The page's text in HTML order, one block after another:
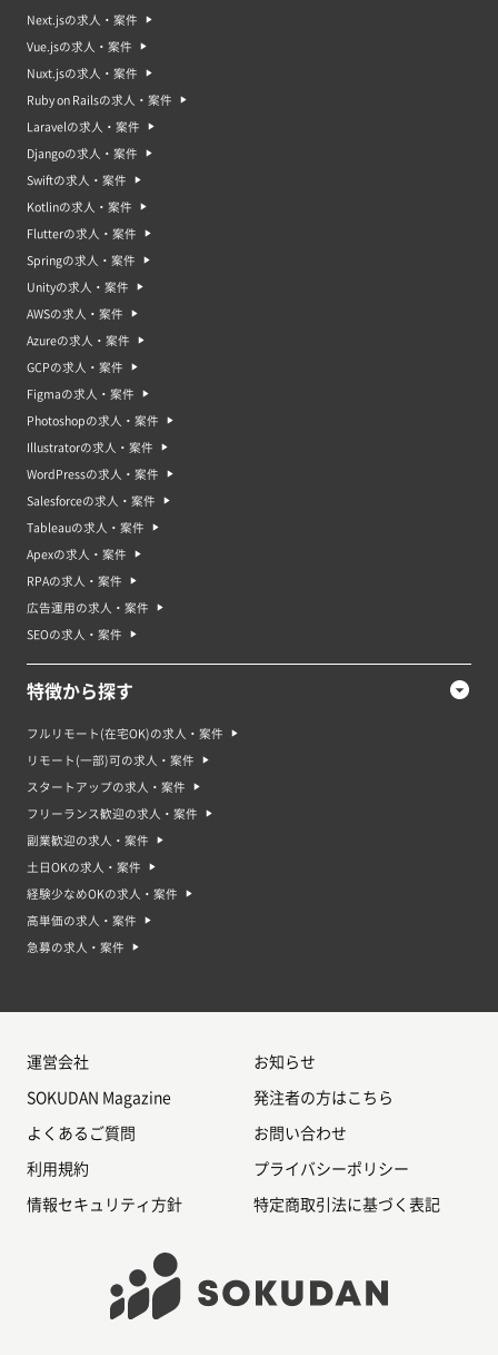
Next.jsの求人・案件
Vue.jsの求人・案件
Nuxt.jsの求人・案件
Ruby on Railsの求人・案件
Laravelの求人・案件
Djangoの求人・案件
Swiftの求人・案件
Kotlinの求人・案件
Flutterの求人・案件
Springの求人・案件
Unityの求人・案件
AWSの求人・案件
Azureの求人・案件
GCPの求人・案件
Figmaの求人・案件
Photoshopの求人・案件
Illustratorの求人・案件
WordPressの求人・案件
Salesforceの求人・案件
Tableauの求人・案件
Apexの求人・案件
RPAの求人・案件
広告運用の求人・案件
SEOの求人・案件
特徴から探す
フルリモート(在宅OK)の求人・案件
リモート(一部)可の求人・案件
スタートアップの求人・案件
フリーランス歓迎の求人・案件
副業歓迎の求人・案件
土日OKの求人・案件
経験少なめOKの求人・案件
高単価の求人・案件
急募の求人・案件
運営会社 お知らせ
SOKUDAN Magazine 発注者の方はこちら
よくあるご質問 お問い合わせ
利用規約 プライバシーポリシー
情報セキュリティ方針 特定商取引法に基づく表記